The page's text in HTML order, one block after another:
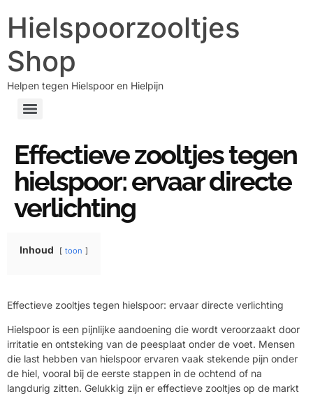
Hielspoorzooltjes
Shop
Helpen tegen Hielspoor en Hielpijn
Effectieve zooltjes tegen
hielspoor: ervaar directe
verlichting
Inhoud toon
Effectieve zooltjes tegen hielspoor: ervaar directe verlichting
Hielspoor is een pijnlijke aandoening die wordt veroorzaakt door
irritatie en ontsteking van de peesplaat onder de voet. Mensen
die last hebben van hielspoor ervaren vaak stekende pijn onder
de hiel, vooral bij de eerste stappen in de ochtend of na
langdurig zitten. Gelukkig zijn er effectieve zooltjes op de markt